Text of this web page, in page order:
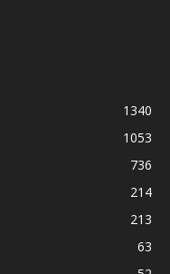
1340
1053
736
214
213
63